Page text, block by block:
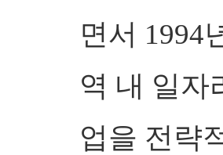
면서 1994
역 내 일자
업을 전략